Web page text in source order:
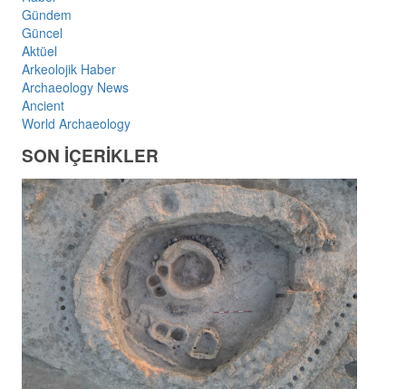
Gündem
Güncel
Aktüel
Arkeolojik Haber
Archaeology News
Ancient
World Archaeology
SON İÇERİKLER